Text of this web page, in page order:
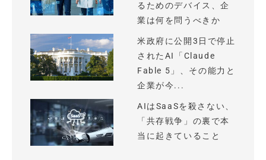
るためのデバイス、企
業は何を問うべきか
米政府に公開3日で停止
されたAI「Claude
Fable 5」、その能力と
企業が今...
AIはSaaSを殺さない、
「共存戦争」の裏で本
当に起きていること